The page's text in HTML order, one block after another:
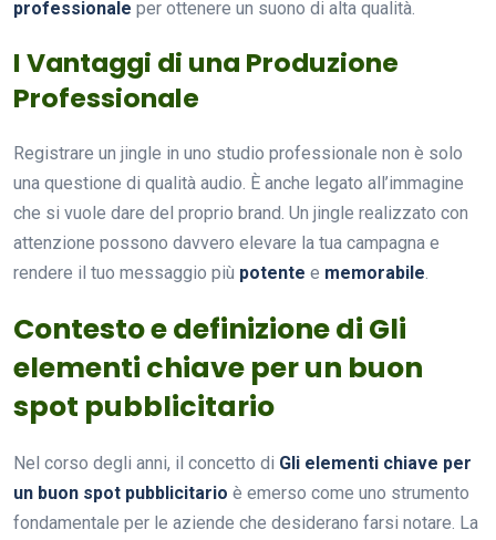
professionale per ottenere un suono di alta qualità.
I Vantaggi di una Produzione
Professionale
Registrare un jingle in uno studio professionale non è solo
una questione di qualità audio. È anche legato all’immagine
che si vuole dare del proprio brand. Un jingle realizzato con
attenzione possono davvero elevare la tua campagna e
rendere il tuo messaggio più potente e memorabile.
Contesto e definizione di Gli
elementi chiave per un buon
spot pubblicitario
Nel corso degli anni, il concetto di Gli elementi chiave per
un buon spot pubblicitario è emerso come uno strumento
fondamentale per le aziende che desiderano farsi notare. La